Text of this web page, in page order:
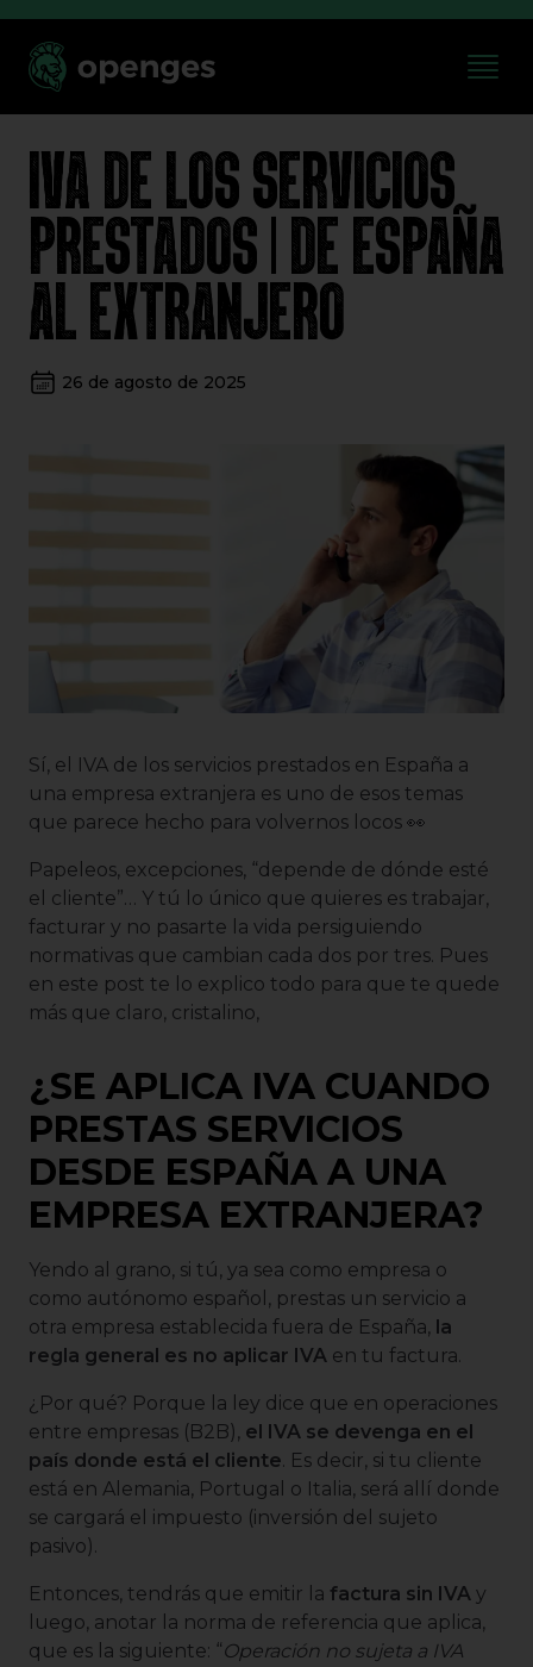
IVA DE LOS SERVICIOS
PRESTADOS | DE ESPAÑA
AL EXTRANJERO
26 de agosto de 2025
Sí, el IVA de los servicios prestados en España a
una empresa extranjera es uno de esos temas
que parece hecho para volvernos locos 👀
Papeleos, excepciones, “depende de dónde esté
el cliente”… Y tú lo único que quieres es trabajar,
facturar y no pasarte la vida persiguiendo
normativas que cambian cada dos por tres. Pues
en este post te lo explico todo para que te quede
más que claro, cristalino,
¿SE APLICA IVA CUANDO
PRESTAS SERVICIOS
DESDE ESPAÑA A UNA
EMPRESA EXTRANJERA?
Yendo al grano, si tú, ya sea como empresa o
como autónomo español, prestas un servicio a
otra empresa establecida fuera de España, la
regla general es no aplicar IVA en tu factura.
¿Por qué? Porque la ley dice que en operaciones
entre empresas (B2B), el IVA se devenga en el
país donde está el cliente. Es decir, si tu cliente
está en Alemania, Portugal o Italia, será allí donde
se cargará el impuesto (inversión del sujeto
pasivo).
Entonces, tendrás que emitir la factura sin IVA y
luego, anotar la norma de referencia que aplica,
que es la siguiente: “Operación no sujeta a IVA